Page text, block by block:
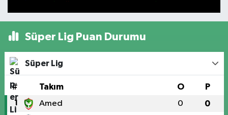
Süper Lig Puan Durumu
Süper Lig
# Takım O P
1 Amed 0 0